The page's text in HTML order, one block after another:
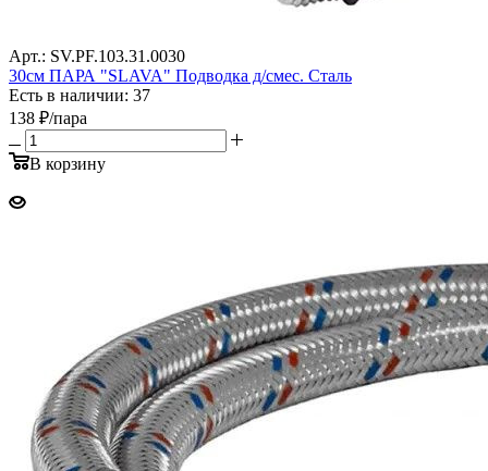
Арт.: SV.PF.103.31.0030
30см ПАРА "SLAVA" Подводка д/смес. Сталь
Есть в наличии: 37
138 ₽/пара
В корзину